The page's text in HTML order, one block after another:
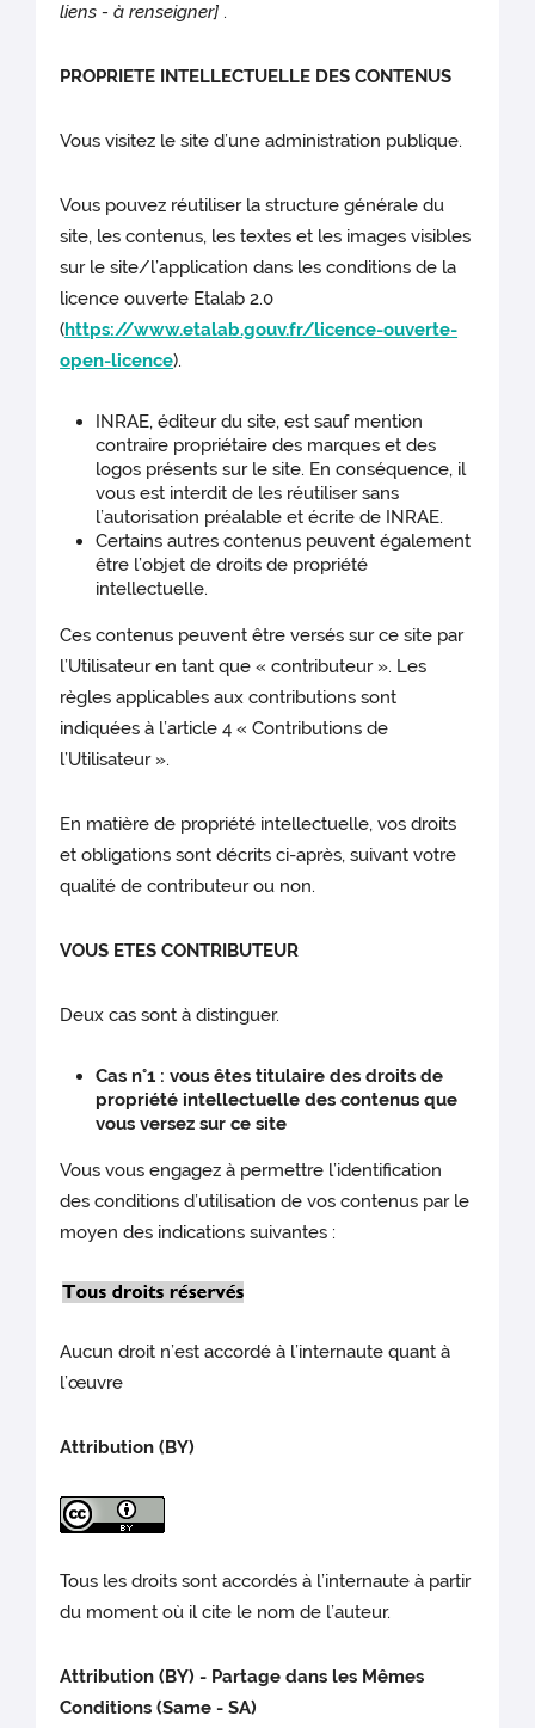
liens - à renseigner] .
PROPRIETE INTELLECTUELLE DES CONTENUS
Vous visitez le site d’une administration publique.
Vous pouvez réutiliser la structure générale du
site, les contenus, les textes et les images visibles
sur le site/l’application dans les conditions de la
licence ouverte Etalab 2.0
(https://www.etalab.gouv.fr/licence-ouverte-
open-licence).
INRAE, éditeur du site, est sauf mention
contraire propriétaire des marques et des
logos présents sur le site. En conséquence, il
vous est interdit de les réutiliser sans
l’autorisation préalable et écrite de INRAE.
Certains autres contenus peuvent également
être l’objet de droits de propriété
intellectuelle.
Ces contenus peuvent être versés sur ce site par
l’Utilisateur en tant que « contributeur ». Les
règles applicables aux contributions sont
indiquées à l’article 4 « Contributions de
l’Utilisateur ».
En matière de propriété intellectuelle, vos droits
et obligations sont décrits ci-après, suivant votre
qualité de contributeur ou non.
VOUS ETES CONTRIBUTEUR
Deux cas sont à distinguer.
Cas n°1 : vous êtes titulaire des droits de
propriété intellectuelle des contenus que
vous versez sur ce site
Vous vous engagez à permettre l’identification
des conditions d’utilisation de vos contenus par le
moyen des indications suivantes :
Aucun droit n’est accordé à l’internaute quant à
l’œuvre
Attribution (BY)
Tous les droits sont accordés à l’internaute à partir
du moment où il cite le nom de l’auteur.
Attribution (BY) - Partage dans les Mêmes
Conditions (Same - SA)